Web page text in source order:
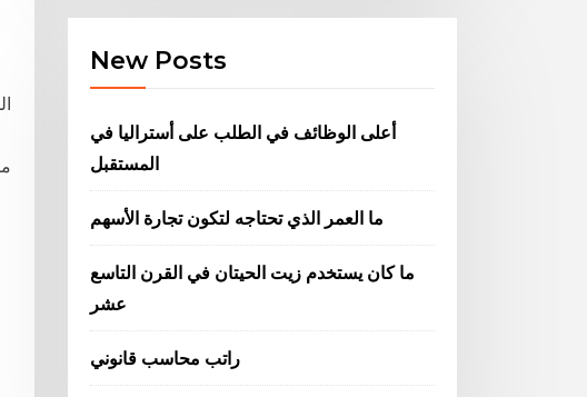
New Posts
أعلى الوظائف في الطلب على أستراليا في
المستقبل
ما العمر الذي تحتاجه لتكون تجارة الأسهم
ما كان يستخدم زيت الحيتان في القرن التاسع
عشر
راتب محاسب قانوني